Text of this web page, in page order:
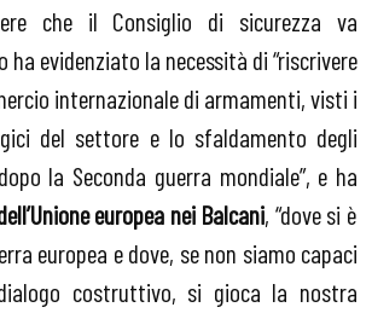
che il Consiglio di sicurezza va
ha evidenziato la necessità di “riscrivere
internazionale di armamenti, visti i
del settore e lo sfaldamento degli
la Seconda guerra mondiale”, e ha
europea nei Balcani, “dove si è
europea e dove, se non siamo capaci
costruttivo, si gioca la nostra